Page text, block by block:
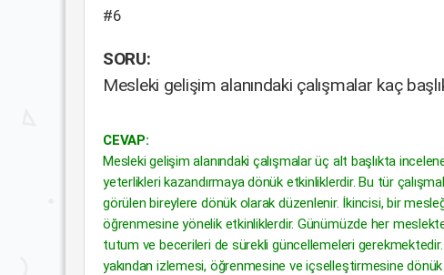
#6
SORU:
Mesleki gelişim alanındaki çalışmalar kaç
CEVAP:
Mesleki gelişim alanındaki çalışmalar üç alt başlıkta
yeterlikleri kazandırmaya dönük etkinliklerdir. Bu tür
görülen bireylere dönük olarak düzenlenir. İkincisi, bir
öğrenmesine yönelik etkinliklerdir. Günümüzde her
tutum ve becerileri de sürekli güncellemeleri
yakından izlemesi, öğrenmesine ve içselleştirmesine